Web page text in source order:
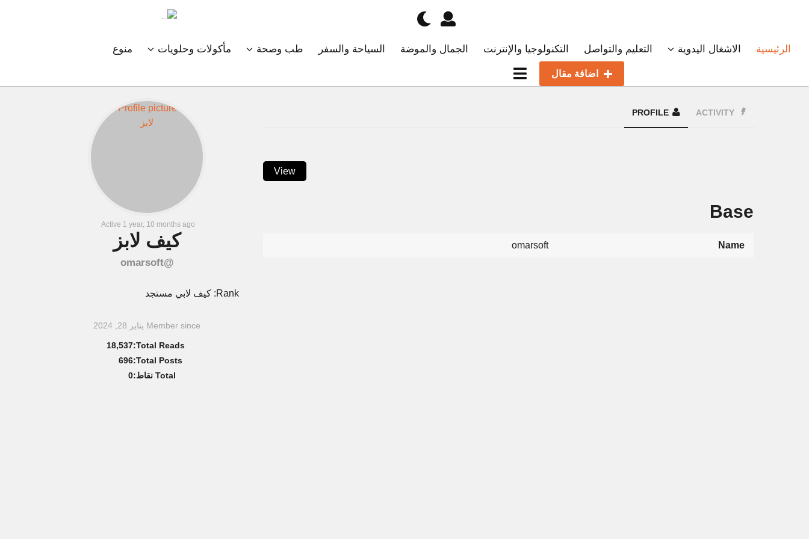
الرئيسية الاشغال اليدوية التعليم والتواصل التكنولوجيا والإنترنت الجمال والموضة السياحة والسفر طب وصحة مأكولات وحلويات منوع
اضافة مقال
Active 1 year, 10 months ago
كيف لابز
@omarsoft
Rank: كيف لابي مستجد
Member since يناير 28, 2024
Total Reads:
18,537
Total Posts:
696
Total نقاط:
0
ACTIVITY
PROFILE
View
Base
Name
omarsoft